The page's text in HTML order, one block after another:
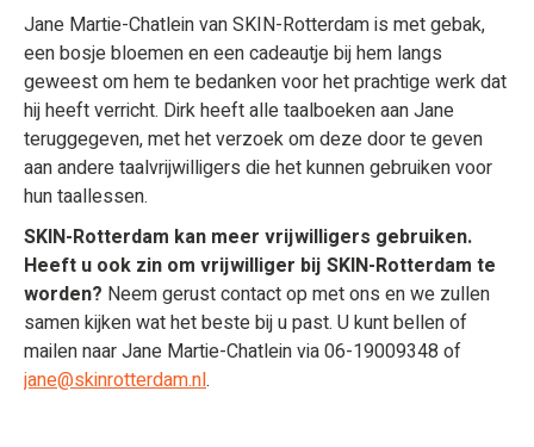
Jane Martie-Chatlein van SKIN-Rotterdam is met gebak,
een bosje bloemen en een cadeautje bij hem langs
geweest om hem te bedanken voor het prachtige werk dat
hij heeft verricht. Dirk heeft alle taalboeken aan Jane
teruggegeven, met het verzoek om deze door te geven
aan andere taalvrijwilligers die het kunnen gebruiken voor
hun taallessen.
SKIN-Rotterdam kan meer vrijwilligers gebruiken.
Heeft u ook zin om vrijwilliger bij SKIN-Rotterdam te
worden? Neem gerust contact op met ons en we zullen
samen kijken wat het beste bij u past. U kunt bellen of
mailen naar Jane Martie-Chatlein via 06-19009348 of
jane@skinrotterdam.nl.